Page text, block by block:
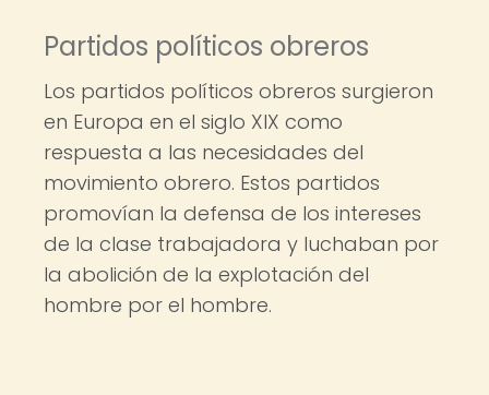
Partidos políticos obreros
Los partidos políticos obreros surgieron
en Europa en el siglo XIX como
respuesta a las necesidades del
movimiento obrero. Estos partidos
promovían la defensa de los intereses
de la clase trabajadora y luchaban por
la abolición de la explotación del
hombre por el hombre.